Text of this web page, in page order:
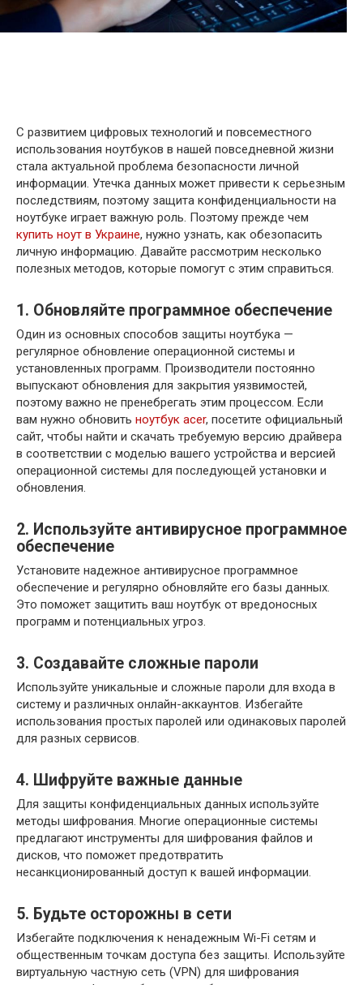
С развитием цифровых технологий и повсеместного
использования ноутбуков в нашей повседневной жизни
стала актуальной проблема безопасности личной
информации. Утечка данных может привести к серьезным
последствиям, поэтому защита конфиденциальности на
ноутбуке играет важную роль. Поэтому прежде чем
купить ноут в Украине, нужно узнать, как обезопасить
личную информацию. Давайте рассмотрим несколько
полезных методов, которые помогут с этим справиться.
1. Обновляйте программное обеспечение
Один из основных способов защиты ноутбука —
регулярное обновление операционной системы и
установленных программ. Производители постоянно
выпускают обновления для закрытия уязвимостей,
поэтому важно не пренебрегать этим процессом. Если
вам нужно обновить ноутбук acer, посетите официальный
сайт, чтобы найти и скачать требуемую версию драйвера
в соответствии с моделью вашего устройства и версией
операционной системы для последующей установки и
обновления.
2. Используйте антивирусное программное
обеспечение
Установите надежное антивирусное программное
обеспечение и регулярно обновляйте его базы данных.
Это поможет защитить ваш ноутбук от вредоносных
программ и потенциальных угроз.
3. Создавайте сложные пароли
Используйте уникальные и сложные пароли для входа в
систему и различных онлайн-аккаунтов. Избегайте
использования простых паролей или одинаковых паролей
для разных сервисов.
4. Шифруйте важные данные
Для защиты конфиденциальных данных используйте
методы шифрования. Многие операционные системы
предлагают инструменты для шифрования файлов и
дисков, что поможет предотвратить
несанкционированный доступ к вашей информации.
5. Будьте осторожны в сети
Избегайте подключения к ненадежным Wi-Fi сетям и
общественным точкам доступа без защиты. Используйте
виртуальную частную сеть (VPN) для шифрования